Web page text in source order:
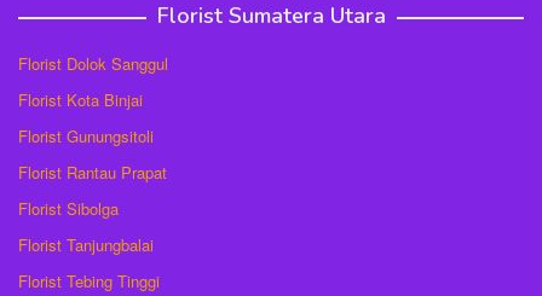
Florist Sumatera Utara
Florist Dolok Sanggul
Florist Kota Binjai
Florist Gunungsitoli
Florist Rantau Prapat
Florist Sibolga
Florist Tanjungbalai
Florist Tebing Tinggi